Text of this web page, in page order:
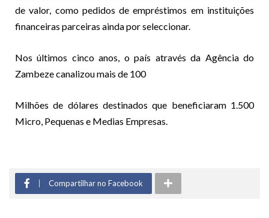
de valor, como pedidos de empréstimos em instituições
financeiras parceiras ainda por seleccionar.
Nos últimos cinco anos, o país através da Agência do
Zambeze canalizou mais de 100
Milhões de dólares destinados que beneficiaram 1.500
Micro, Pequenas e Medias Empresas.
Compartilhar no Facebook